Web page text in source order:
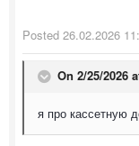
Posted 26.02.2026
On 2/25/2026
я про кассетную